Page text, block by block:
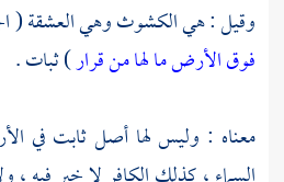
وقيل : هي الكشوث وهي العشقة (
فوق الأرض ما لها من قرار) ثبات .
معناه : وليس لها أصل ثابت في